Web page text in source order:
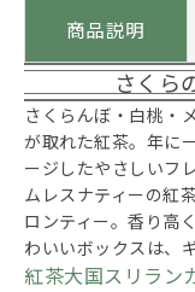
商品説明
さくら
さくらんぼ・白桃・
が取れた紅茶。年に
ージしたやさしいフ
ムレスナティーの紅
ロンティー。香り高
わいいボックスは、
紅茶大国スリラン